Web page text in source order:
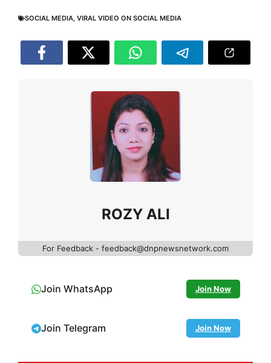
SOCIAL MEDIA, VIRAL VIDEO ON SOCIAL MEDIA
ROZY ALI
For Feedback - feedback@dnpnewsnetwork.com
Join WhatsApp Join Now
Join Telegram Join Now